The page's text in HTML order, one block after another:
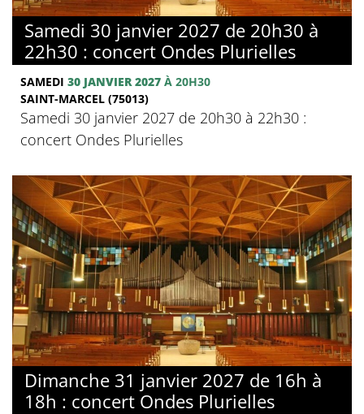
Samedi 30 janvier 2027 de 20h30 à
22h30 : concert Ondes Plurielles
SAMEDI 30 JANVIER 2027 À 20H30
SAINT-MARCEL (75013)
Samedi 30 janvier 2027 de 20h30 à 22h30 :
concert Ondes Plurielles
Dimanche 31 janvier 2027 de 16h à
18h : concert Ondes Plurielles